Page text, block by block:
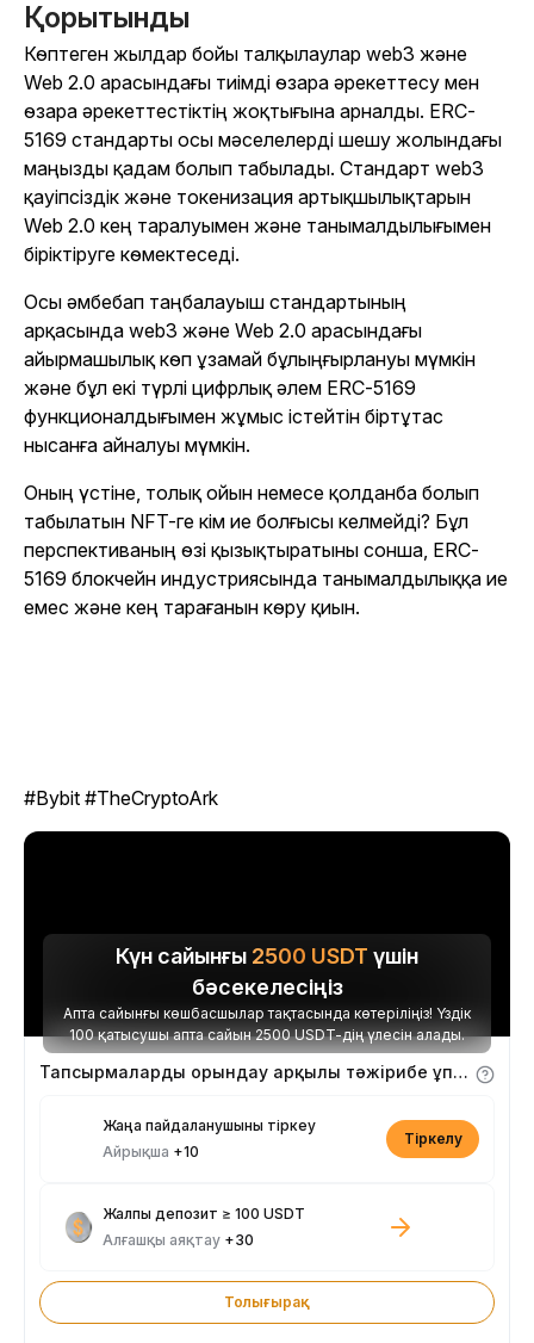
Қорытынды
Көптеген жылдар бойы талқылаулар web3 және
Web 2.0 арасындағы тиімді өзара әрекеттесу мен
өзара әрекеттестіктің жоқтығына арналды. ERC-
5169 стандарты осы мәселелерді шешу жолындағы
маңызды қадам болып табылады. Стандарт web3
қауіпсіздік және токенизация артықшылықтарын
Web 2.0 кең таралуымен және танымалдылығымен
біріктіруге көмектеседі.
Осы әмбебап таңбалауыш стандартының
арқасында web3 және Web 2.0 арасындағы
айырмашылық көп ұзамай бұлыңғырлануы мүмкін
және бұл екі түрлі цифрлық әлем ERC-5169
функционалдығымен жұмыс істейтін біртұтас
нысанға айналуы мүмкін.
Оның үстіне, толық ойын немесе қолданба болып
табылатын NFT-ге кім ие болғысы келмейді? Бұл
перспективаның өзі қызықтыратыны сонша, ERC-
5169 блокчейн индустриясында танымалдылыққа ие
емес және кең тарағанын көру қиын.
#Bybit #TheCryptoArk
Күн сайынғы 2500 USDT үшін
бәсекелесіңіз
Апта сайынғы көшбасшылар тақтасында көтеріліңіз! Үздік
100 қатысушы апта сайын 2500 USDT-дің үлесін алады.
Тапсырмаларды орындау арқылы тәжірибе ұпайларын алыңыз
Жаңа пайдаланушыны тіркеу
Айрықша +10
Тіркелу
Жалпы депозит ≥ 100 USDT
Алғашқы аяқтау +30
Толығырақ